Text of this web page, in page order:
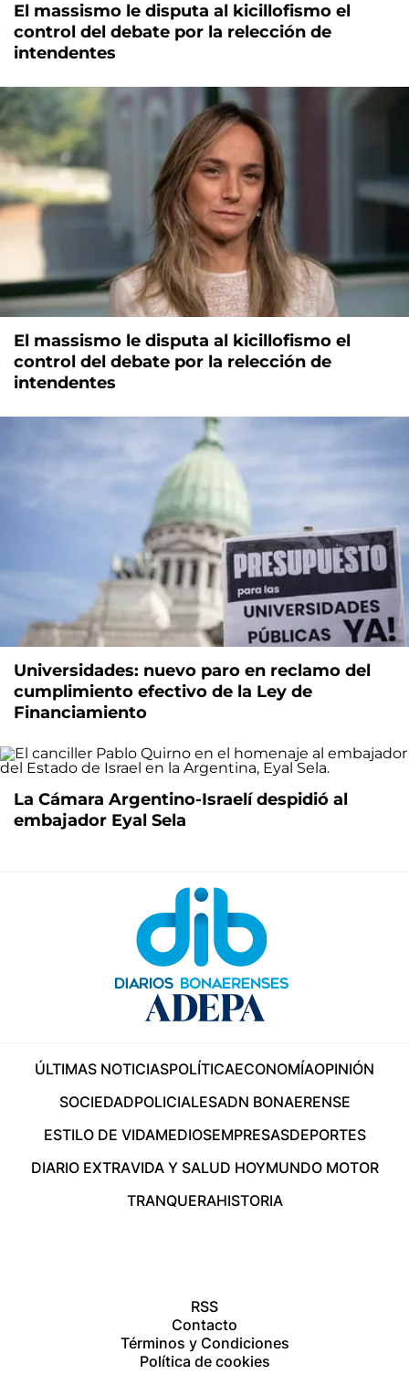
El massismo le disputa al kicillofismo el
control del debate por la relección de
intendentes
El massismo le disputa al kicillofismo el
control del debate por la relección de
intendentes
Universidades: nuevo paro en reclamo del
cumplimiento efectivo de la Ley de
Financiamiento
La Cámara Argentino-Israelí despidió al
embajador Eyal Sela
ÚLTIMAS NOTICIASPOLÍTICAECONOMÍAOPINIÓN
SOCIEDADPOLICIALESADN BONAERENSE
ESTILO DE VIDAMEDIOSEMPRESASDEPORTES
DIARIO EXTRAVIDA Y SALUD HOYMUNDO MOTOR
TRANQUERAHISTORIA
RSS
Contacto
Términos y Condiciones
Política de cookies